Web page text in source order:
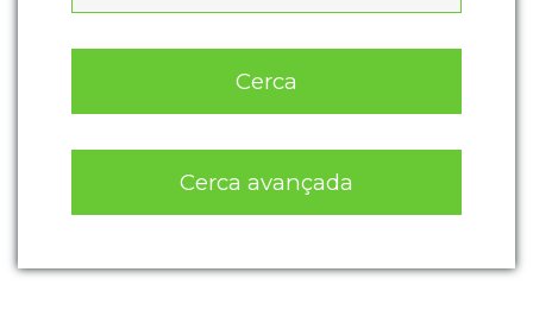
Cerca
Cerca avançada